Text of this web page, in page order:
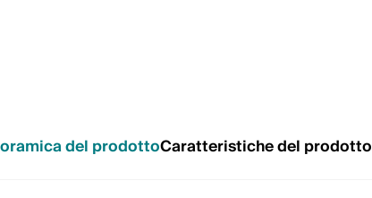
del prodottoCaratteristiche del prodotto